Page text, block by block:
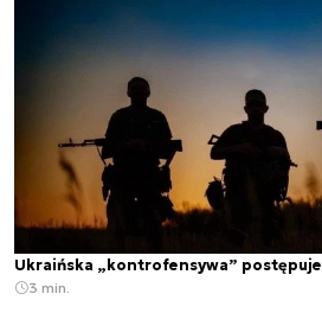
Ukraińska „kontrofensywa” postępuje
3 min.